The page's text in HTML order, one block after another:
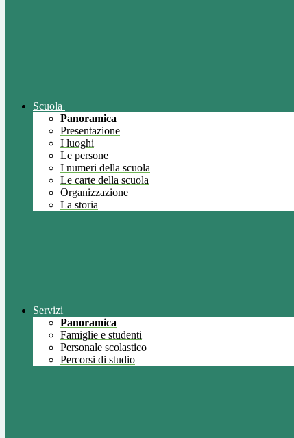
Scuola
Panoramica
Presentazione
I luoghi
Le persone
I numeri della scuola
Le carte della scuola
Organizzazione
La storia
Servizi
Panoramica
Famiglie e studenti
Personale scolastico
Percorsi di studio